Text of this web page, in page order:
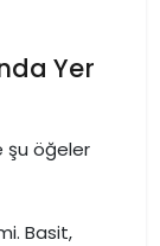
Yer
şu öğeler
Basit,